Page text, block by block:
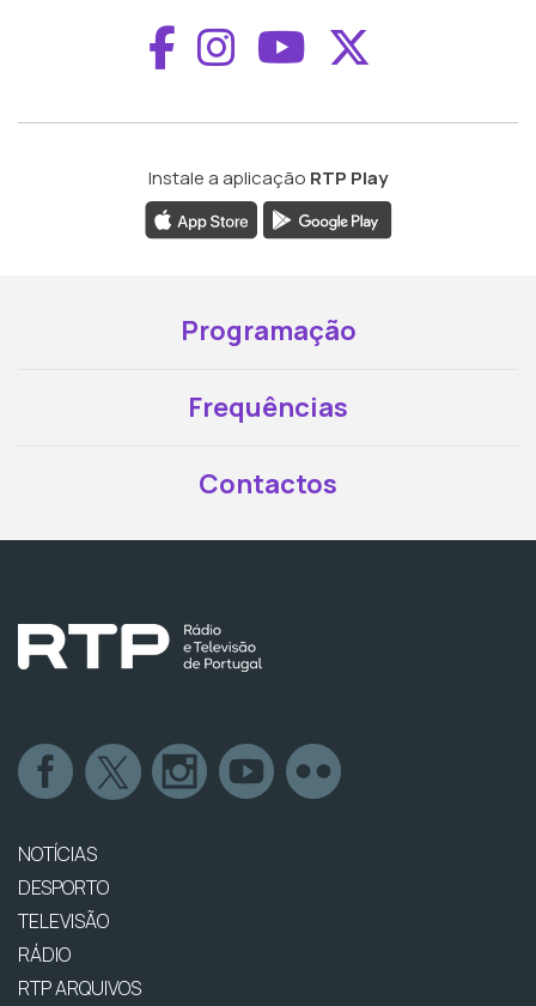
Aceder ao
Aceder ao
Aceder ao
Instale a aplicação RTP Play
Programação
Frequências
Contactos
NOTÍCIAS
DESPORTO
TELEVISÃO
RÁDIO
RTP ARQUIVOS